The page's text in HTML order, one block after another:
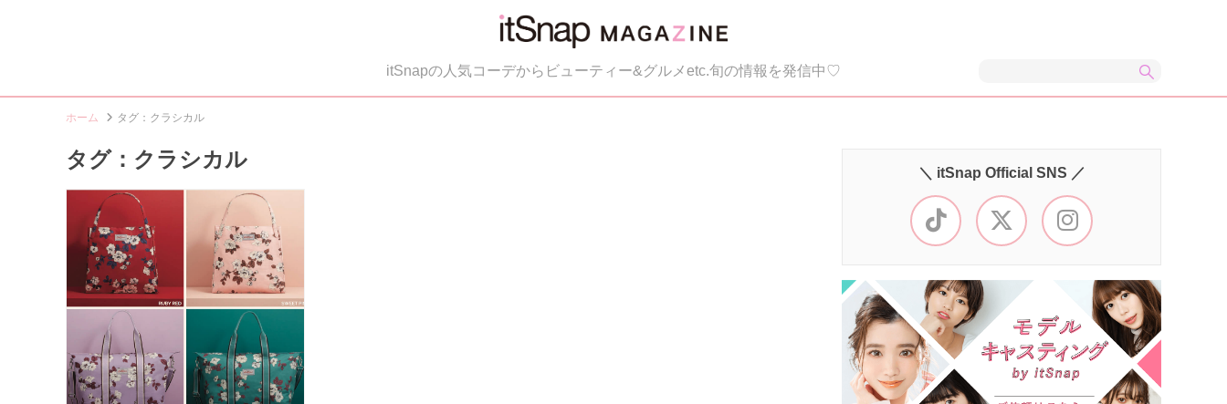
itSnapの人気コーデからビューティー&グルメetc.旬の情報を発信中♡
ホーム タグ：クラシカル
タグ：クラシカル
＼ itSnap Official SNS ／